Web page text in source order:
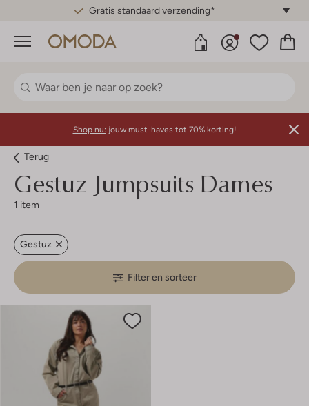
Gratis standaard verzending*
Menu
Shop nu: jouw must-haves tot 70% korting!
Terug
Gestuz Jumpsuits Dames
1 item
Gestuz
Filter en sorteer